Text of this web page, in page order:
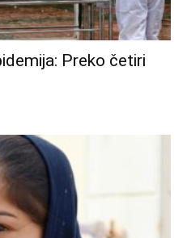
Preko četiri